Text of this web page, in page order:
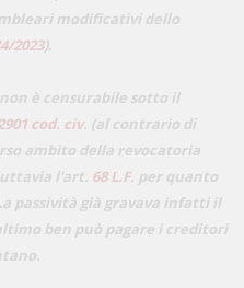
modificativi dello
2023).
non è censurabile sotto il
cod. civ. (al contrario di
ambito della revocatoria
l'art. 68 L.F. per quanto
passività già gravava infatti il
ben può pagare i creditori